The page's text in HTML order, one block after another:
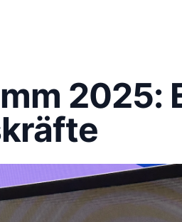
2025: